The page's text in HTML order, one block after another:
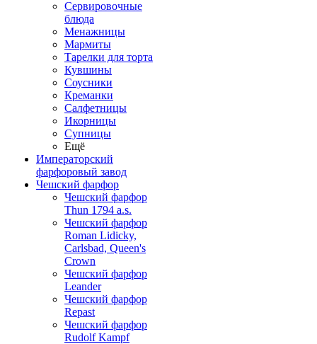
Сервировочные
блюда
Менажницы
Мармиты
Тарелки для торта
Кувшины
Соусники
Креманки
Салфетницы
Икорницы
Супницы
Ещё
Императорский
фарфоровый завод
Чешский фарфор
Чешский фарфор
Thun 1794 a.s.
Чешский фарфор
Roman Lidicky,
Carlsbad, Queen's
Crown
Чешский фарфор
Leander
Чешский фарфор
Repast
Чешский фарфор
Rudolf Kampf